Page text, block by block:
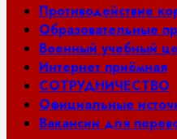
Противодействие
Образовательные
Военный учебный
Интернет приёмная
СОТРУДНИЧЕСТВО
Официальные
Вакансии для